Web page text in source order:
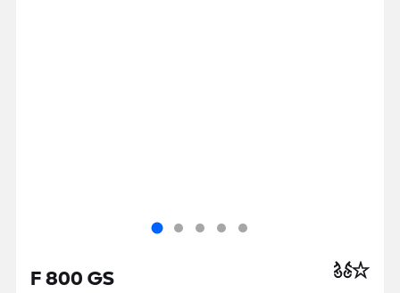
F 800 GS